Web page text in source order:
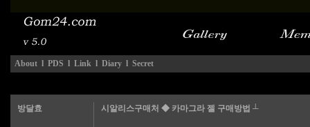
About l PDS l Link l Diary l Secret
방달효 시알리스구매처 ◆ 카마그라 젤 구매방법 ┴